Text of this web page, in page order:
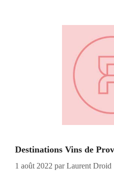
Destinations Vins de
1 août 2022 parLaurent Droid